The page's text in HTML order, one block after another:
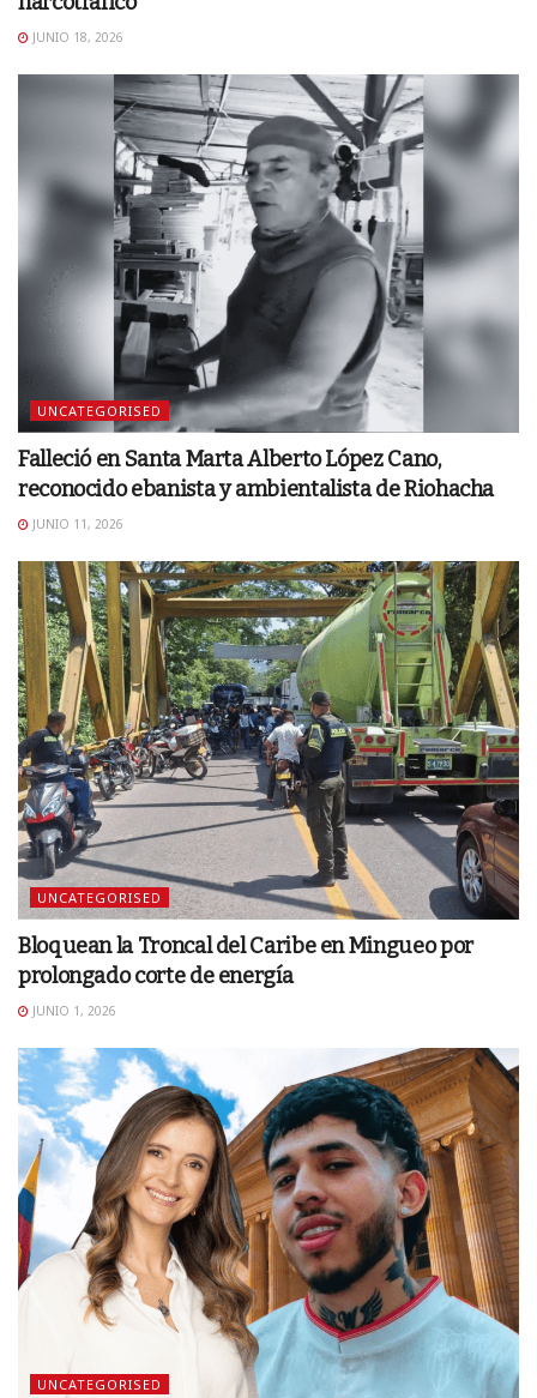
JUNIO 18, 2026
UNCATEGORISED
Falleció en Santa Marta Alberto López Cano,
reconocido ebanista y ambientalista de Riohacha
JUNIO 11, 2026
UNCATEGORISED
Bloquean la Troncal del Caribe en Mingueo por
prolongado corte de energía
JUNIO 1, 2026
UNCATEGORISED